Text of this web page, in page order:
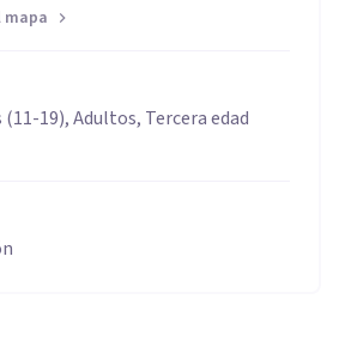
mapa
19), Adultos, Tercera edad